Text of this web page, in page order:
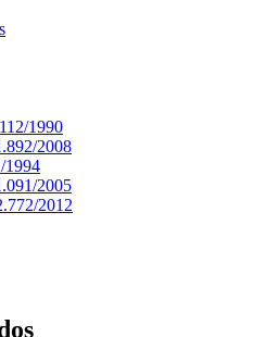
1990
2008
1994
2005
2012